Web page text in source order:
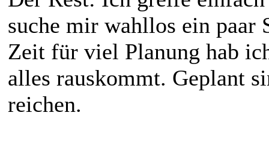
suche mir wahllos ein paar
Zeit für viel Planung hab
alles rauskommt. Geplant
reichen.